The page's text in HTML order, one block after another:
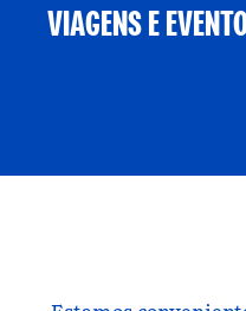
VIAGENS E